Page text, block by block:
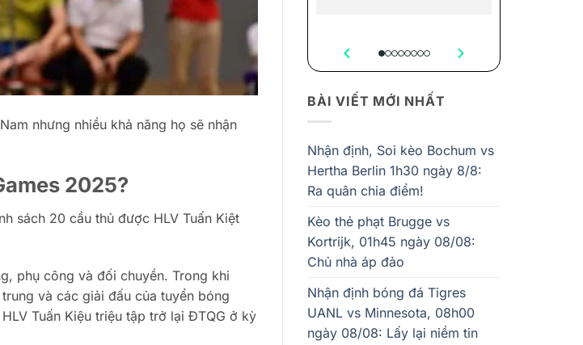
nhưng nhiều khả năng họ sẽ nhận
2025?
sách 20 cầu thủ được HLV Tuấn Kiệt
phụ công và đối chuyền. Trong khi
và các giải đấu của tuyển bóng
Tuấn Kiệu triệu tập trở lại ĐTQG ở kỳ
BÀI VIẾT MỚI NHẤT
Nhận định, Soi kèo Bochum vs
Hertha Berlin 1h30 ngày 8/8:
Ra quân chia điểm!
Kèo thẻ phạt Brugge vs
Kortrijk, 01h45 ngày 08/08:
Chủ nhà áp đảo
Nhận định bóng đá Tigres
UANL vs Minnesota, 08h00
ngày 08/08: Lấy lại niềm tin